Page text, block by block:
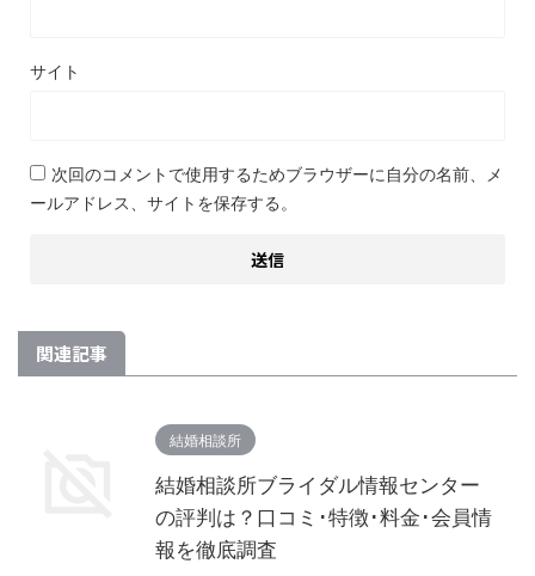
サイト
次回のコメントで使用するためブラウザーに自分の名前、メ
ールアドレス、サイトを保存する。
関連記事
結婚相談所
結婚相談所ブライダル情報センター
の評判は？口コミ･特徴･料金･会員情
報を徹底調査